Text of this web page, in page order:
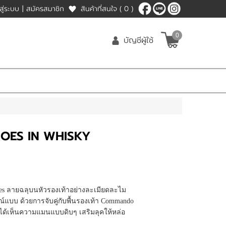
ระบบ | สมัครสมาชิก สินค้าที่สนใจ ( 0 )
บัญชีผู้ใช้ 0
IN WHISKY
ลายฉลุบนหัวรองเท้าอย่างละเมียดละไม
บบ ด้วยการจับคู่กับพื้นรองเท้า Commando
ด้เห็นความแมนแบบดิบๆ เสริมลุคให้หล่อ